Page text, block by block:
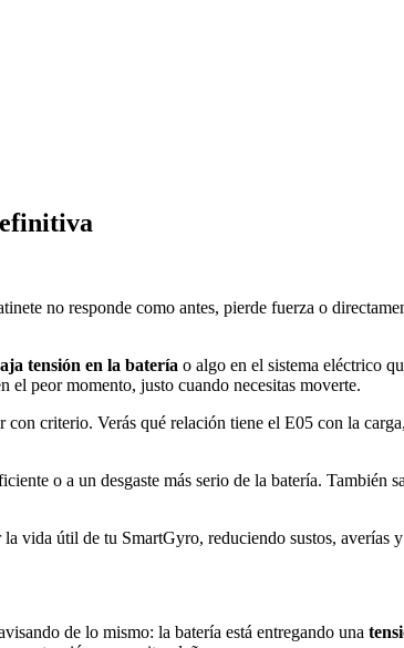
no responde como antes, pierde fuerza o
tensión en la batería o algo en el sistema eléctrico
el peor momento, justo cuando necesitas moverte.
criterio. Verás qué relación tiene el E05 con la
o a un desgaste más serio de la batería. También
vida útil de tu SmartGyro, reduciendo sustos, averías y
de lo mismo: la batería está entregando una